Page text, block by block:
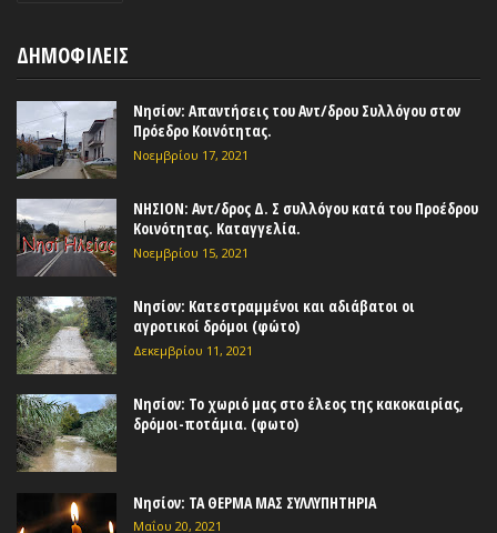
ΔΗΜΟΦΙΛΕΙΣ
Νησίον: Απαντήσεις του Αντ/δρου Συλλόγου στον
Πρόεδρο Κοινότητας.
Νοεμβρίου 17, 2021
ΝΗΣΙΟΝ: Αντ/δρος Δ. Σ συλλόγου κατά του Προέδρου
Κοινότητας. Καταγγελία.
Νοεμβρίου 15, 2021
Νησίον: Κατεστραμμένοι και αδιάβατοι οι
αγροτικοί δρόμοι (φώτο)
Δεκεμβρίου 11, 2021
Νησίον: Το χωριό μας στο έλεος της κακοκαιρίας,
δρόμοι-ποτάμια. (φωτο)
Νησίον: ΤΑ ΘΕΡΜΑ ΜΑΣ ΣΥΛΛΥΠΗΤΗΡΙΑ
Μαΐου 20, 2021